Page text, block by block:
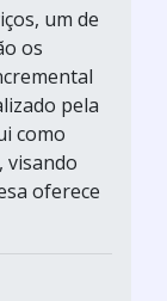
pela
como
visando
oferece